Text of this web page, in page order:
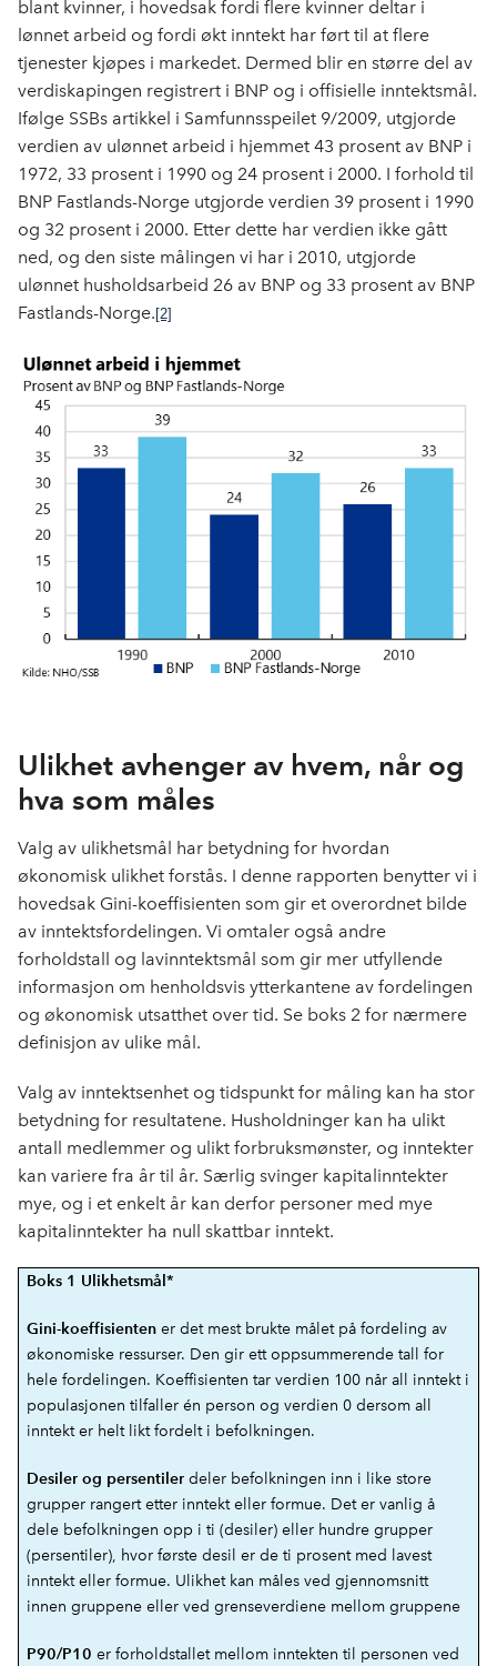
blant kvinner, i hovedsak fordi flere kvinner deltar i
lønnet arbeid og fordi økt inntekt har ført til at flere
tjenester kjøpes i markedet. Dermed blir en større del av
verdiskapingen registrert i BNP og i offisielle inntektsmål.
Ifølge SSBs artikkel i Samfunnsspeilet 9/2009, utgjorde
verdien av ulønnet arbeid i hjemmet 43 prosent av BNP i
1972, 33 prosent i 1990 og 24 prosent i 2000. I forhold til
BNP Fastlands-Norge utgjorde verdien 39 prosent i 1990
og 32 prosent i 2000. Etter dette har verdien ikke gått
ned, og den siste målingen vi har i 2010, utgjorde
ulønnet husholdsarbeid 26 av BNP og 33 prosent av BNP
Fastlands-Norge.[2]
Ulikhet avhenger av hvem, når og
hva som måles
Valg av ulikhetsmål har betydning for hvordan
økonomisk ulikhet forstås. I denne rapporten benytter vi i
hovedsak Gini-koeffisienten som gir et overordnet bilde
av inntektsfordelingen. Vi omtaler også andre
forholdstall og lavinntektsmål som gir mer utfyllende
informasjon om henholdsvis ytterkantene av fordelingen
og økonomisk utsatthet over tid. Se boks 2 for nærmere
definisjon av ulike mål.
Valg av inntektsenhet og tidspunkt for måling kan ha stor
betydning for resultatene. Husholdninger kan ha ulikt
antall medlemmer og ulikt forbruksmønster, og inntekter
kan variere fra år til år. Særlig svinger kapitalinntekter
mye, og i et enkelt år kan derfor personer med mye
kapitalinntekter ha null skattbar inntekt.
Boks 1 Ulikhetsmål*
Gini-koeffisienten er det mest brukte målet på fordeling av
økonomiske ressurser. Den gir ett oppsummerende tall for
hele fordelingen. Koeffisienten tar verdien 100 når all inntekt i
populasjonen tilfaller én person og verdien 0 dersom all
inntekt er helt likt fordelt i befolkningen.
Desiler og persentiler deler befolkningen inn i like store
grupper rangert etter inntekt eller formue. Det er vanlig å
dele befolkningen opp i ti (desiler) eller hundre grupper
(persentiler), hvor første desil er de ti prosent med lavest
inntekt eller formue. Ulikhet kan måles ved gjennomsnitt
innen gruppene eller ved grenseverdiene mellom gruppene
P90/P10 er forholdstallet mellom inntekten til personen ved